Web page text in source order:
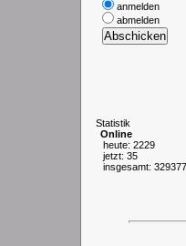
anmelden
abmelden
Statistik
Online
heute: 2229
jetzt: 35
insgesamt: